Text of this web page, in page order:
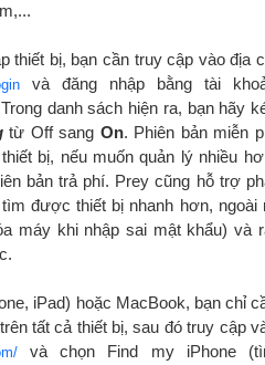
thiết bị, bạn cần truy cập vào địa
và đăng nhập bằng tài
danh sách hiện ra, bạn hãy
từ Off sang On. Phiên bản miễn
bị, nếu muốn quản lý nhiều
bản trả phí. Prey cũng hỗ trợ
được thiết bị nhanh hơn, ngoài
máy khi nhập sai mật khẩu) và
iPad) hoặc MacBook, bạn chỉ
tất cả thiết bị, sau đó truy cập
và chọn Find my iPhone